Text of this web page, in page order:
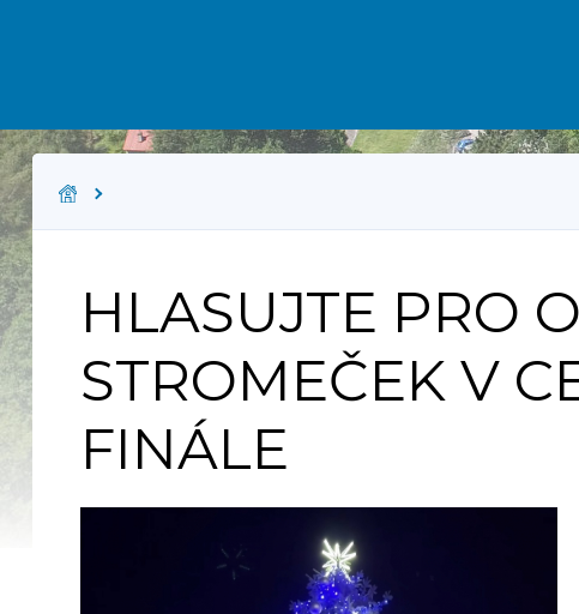
HLASUJTE PRO
STROMEČEK V
FINÁLE